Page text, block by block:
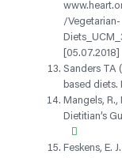
/Vegetarian-
[05.07.2018]
Sanders TA
based diets.
Mangels, R.,
Dietitian’s
Feskens, E.